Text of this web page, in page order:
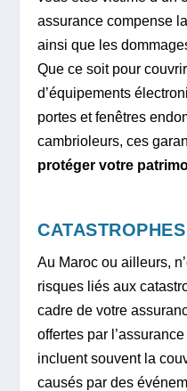
assurance compense
ainsi que les
Que ce soit pour
d’équipements
portes et fenêtres
cambrioleurs, ces
protéger votre
Au Maroc ou ailleurs,
risques liés aux
cadre de votre
offertes par
incluent souvent la
causés par des